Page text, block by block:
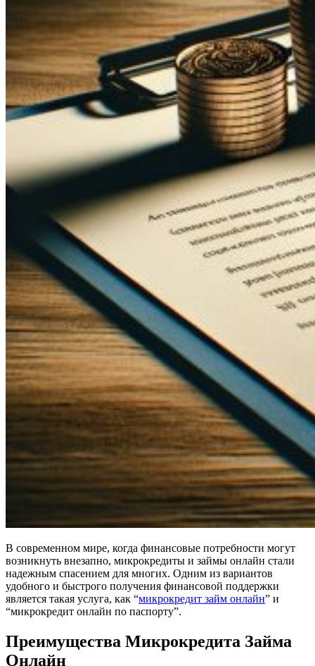
В современном мире, когда финансовые потребности могут
возникнуть внезапно, микрокредиты и займы онлайн стали
надежным спасением для многих. Одним из вариантов
удобного и быстрого получения финансовой поддержки
является такая услуга, как “микрокредит займ онлайн” и
“микрокредит онлайн по паспорту”.
Преимущества Микрокредита Займа
Онлайн